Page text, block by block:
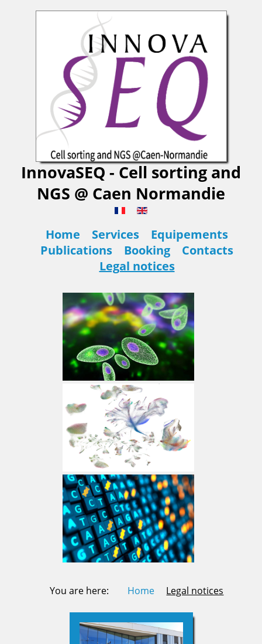
InnovaSEQ - Cell sorting and
NGS @ Caen Normandie
Home Services
Equipements
Publications
Booking
Contacts
Legal notices
You are here: Home Legal notices